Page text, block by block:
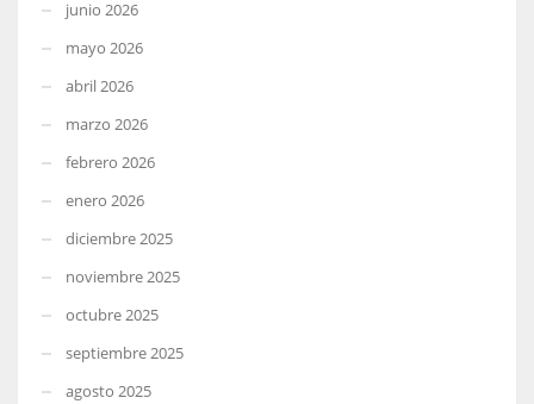
junio 2026
mayo 2026
abril 2026
marzo 2026
febrero 2026
enero 2026
diciembre 2025
noviembre 2025
octubre 2025
septiembre 2025
agosto 2025